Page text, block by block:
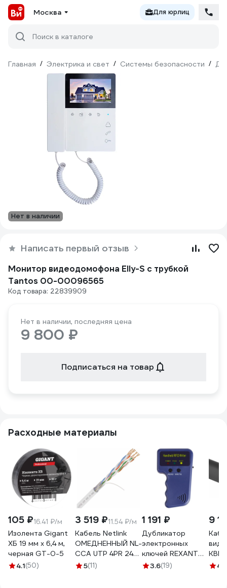
Москва Для юрлиц
Поиск в каталоге
Главная / Электрика и свет / Системы безопасности /
Нет в наличии
Написать первый отзыв
Монитор видеодомофона Elly-S с трубкой
Tantos 00-00096565
Код товара: 22839909
Нет в наличии, последняя цена
9 800 ₽
Подписаться на товар
Расходные материалы
105 ₽16.41 ₽/м
Изолента Gigant
ХБ 19 мм х 6,4 м,
черная GT-0-5
4.1(50)
3 519 ₽11.54 ₽/м
Кабель Netlink
ОМЕДНЕННЫЙ NL-
CCA UTP 4PR 24
AWG CAT5е 305м
5(11)
1 191 ₽
Дубликатор
электронных
ключей REXANT
125KHz формат
3.6(19)
9
КВК-
4.7